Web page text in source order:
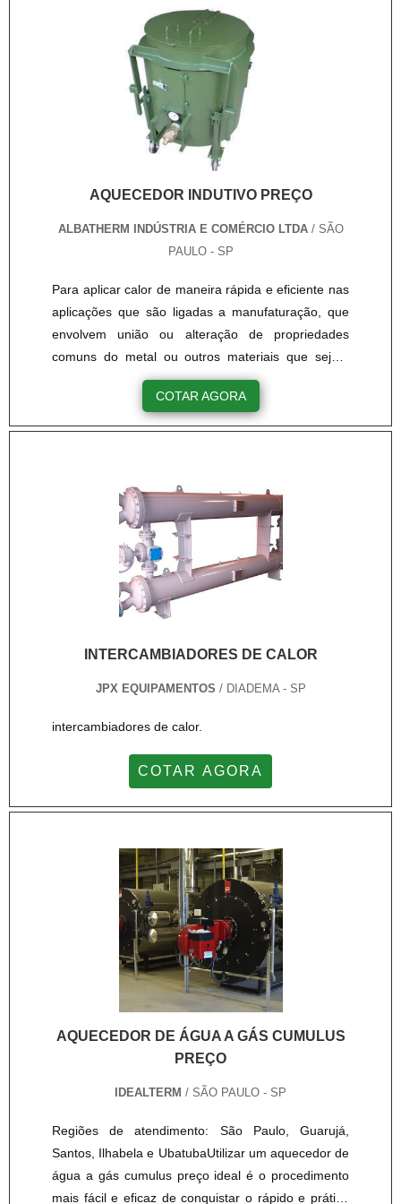
AQUECEDOR INDUTIVO PREÇO
ALBATHERM INDÚSTRIA E COMÉRCIO LTDA/ SÃO
PAULO - SP
Para aplicar calor de maneira rápida e eficiente nas
aplicações que são ligadas a manufaturação, que
envolvem união ou alteração de propriedades
comuns do metal ou outros materiais que sejam
eletricamente condutivos, é indispensável o uso de
aquecedor indutivo preço. Na aplicação do
aquecedor indutivo, é necessário levar em conta o
utilizada no ....
COTAR AGORA
INTERCAMBIADORES DE CALOR
JPX EQUIPAMENTOS / DIADEMA - SP
intercambiadores de calor.
COTAR AGORA
AQUECEDOR DE ÁGUA A GÁS CUMULUS
PREÇO
IDEALTERM / SÃO PAULO - SP
Regiões de atendimento: São Paulo, Guarujá,
Santos, Ilhabela e UbatubaUtilizar um aquecedor de
água a gás cumulus preço ideal é o procedimento
mais fácil e eficaz de conquistar o rápido e prático